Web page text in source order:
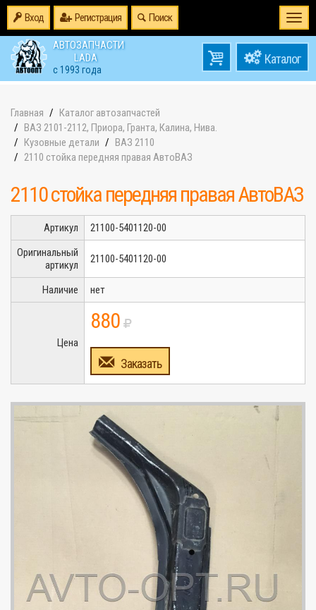
Вход Регистрация Поиск
АВТОЗАПЧАСТИ
LADA
с 1993 года
товаров0
на0
Главная
Каталог автозапчастей
ВАЗ 2101-2112, Приора, Гранта, Калина, Нива.
Кузовные детали
ВАЗ 2110
2110 стойка передняя правая АвтоВАЗ
2110 стойка передняя правая АвтоВАЗ
Артикул
21100-5401120-00
Оригинальный
артикул
21100-5401120-00
Наличие нет
Цена
880
Заказать